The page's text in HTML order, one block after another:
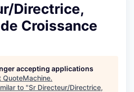
Directrice,
Croissance
accepting applications
QuoteMachine.
to "Sr Directeur/Directrice,